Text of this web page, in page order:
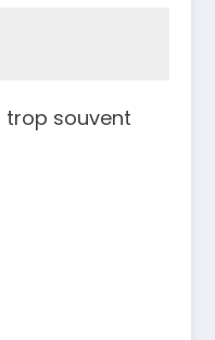
trop souvent